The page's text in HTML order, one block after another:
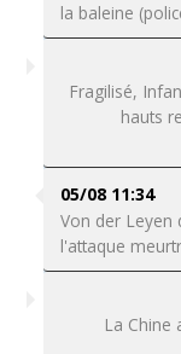
la baleine
Fragilisé,
hauts
05/08 11:34
Von der Leyen
l'attaque
La Chine